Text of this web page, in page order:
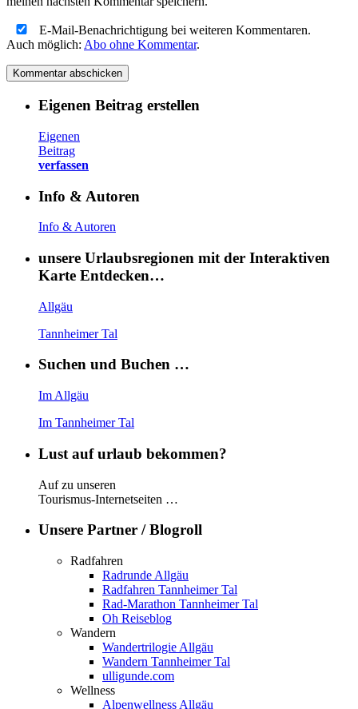
E-Mail-Benachrichtigung bei weiteren Kommentaren.
Auch möglich: Abo ohne Kommentar.
Eigenen Beitrag erstellen
Eigenen
Beitrag
verfassen
Info & Autoren
Info & Autoren
unsere Urlaubsregionen mit der Interaktiven
Karte Entdecken…
Allgäu
Tannheimer Tal
Suchen und Buchen …
Im Allgäu
Im Tannheimer Tal
Lust auf urlaub bekommen?
Auf zu unseren
Tourismus-Internetseiten …
Unsere Partner / Blogroll
Radfahren
Radrunde Allgäu
Radfahren Tannheimer Tal
Rad-Marathon Tannheimer Tal
Oh Reiseblog
Wandern
Wandertrilogie Allgäu
Wandern Tannheimer Tal
ulligunde.com
Wellness
Alpenwellness Allgäu